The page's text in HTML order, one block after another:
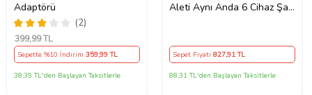
Adaptörü
(2)
399,99 TL
Sepette %10 İndirim359,99 TL
38,39 TL'den Başlayan Taksitlerle
Aleti Aynı Anda 6 Cihaz Şarj
Akıllı Şarj Cihazı
Sepet Fiyatı827,91 TL
88,31 TL'den Başlayan Taksitlerle